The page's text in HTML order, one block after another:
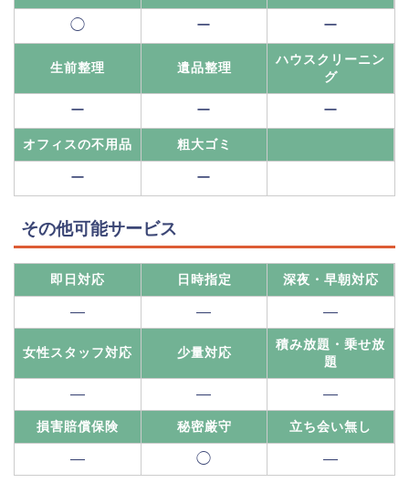
◯ ー ー
生前整理 遺品整理
ハウスクリーニン
グ
ー ー ー
オフィスの不用品 粗大ゴミ
ー ー
その他可能サービス
即日対応 日時指定 深夜・早朝対応
― ― ―
女性スタッフ対応 少量対応
積み放題・乗せ放
題
― ― ―
損害賠償保険 秘密厳守 立ち会い無し
― ◯ ―